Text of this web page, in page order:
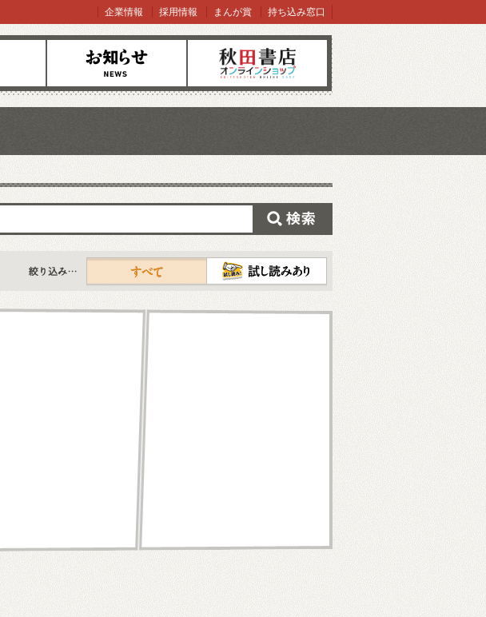
お知らせ オンラインショップ
企業情報 採用情報 まんが賞 持ち込み窓口
すべて